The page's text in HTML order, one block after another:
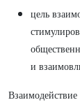
цель
и